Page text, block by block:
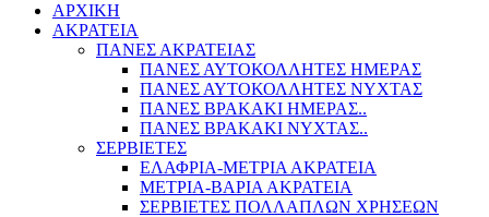
ΑΡΧΙΚΗ
ΑΚΡΑΤΕΙΑ
ΠΑΝΕΣ ΑΚΡΑΤΕΙΑΣ
ΠΑΝΕΣ ΑΥΤΟΚΟΛΛΗΤΕΣ ΗΜΕΡΑΣ
ΠΑΝΕΣ ΑΥΤΟΚΟΛΛΗΤΕΣ ΝΥΧΤΑΣ
ΠΑΝΕΣ ΒΡΑΚΑΚΙ ΗΜΕΡΑΣ..
ΠΑΝΕΣ ΒΡΑΚΑΚΙ ΝΥΧΤΑΣ..
ΣΕΡΒΙΕΤΕΣ
ΕΛΑΦΡΙΑ-ΜΕΤΡΙΑ ΑΚΡΑΤΕΙΑ
ΜΕΤΡΙΑ-ΒΑΡΙΑ ΑΚΡΑΤΕΙΑ
ΣΕΡΒΙΕΤΕΣ ΠΟΛΛΑΠΛΩΝ ΧΡΗΣΕΩΝ